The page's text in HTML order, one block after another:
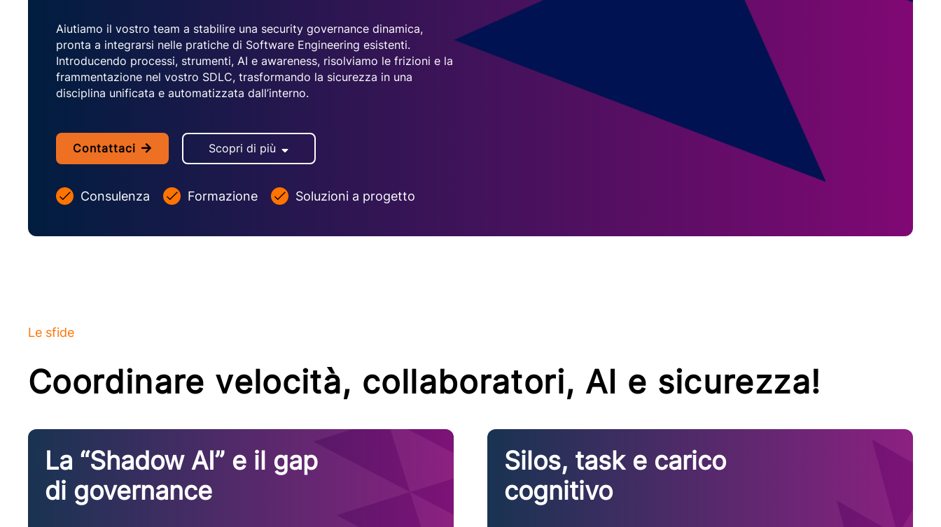
Aiutiamo il vostro team a stabilire una security governance dinamica,
pronta a integrarsi nelle pratiche di Software Engineering esistenti.
Introducendo processi, strumenti, AI e awareness, risolviamo le frizioni e la
frammentazione nel vostro SDLC, trasformando la sicurezza in una
disciplina unificata e automatizzata dall’interno.
Contattaci Scopri di più
Consulenza Formazione Soluzioni a progetto
Le sfide
Coordinare velocità, collaboratori, AI e sicurezza!
La “Shadow AI” e il gap
di governance
Silos, task e carico
cognitivo